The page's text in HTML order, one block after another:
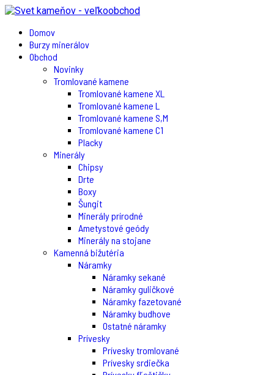
Domov
Burzy minerálov
Obchod
Novinky
Tromlované kamene
Tromlované kamene XL
Tromlované kamene L
Tromlované kamene S,M
Tromlované kamene C1
Placky
Minerály
Chipsy
Drte
Boxy
Šungit
Minerály prírodné
Ametystové geódy
Minerály na stojane
Kamenná bižutéria
Náramky
Náramky sekané
Náramky guličkové
Náramky fazetované
Náramky budhove
Ostatné náramky
Prívesky
Prívesky tromlované
Prívesky srdiečka